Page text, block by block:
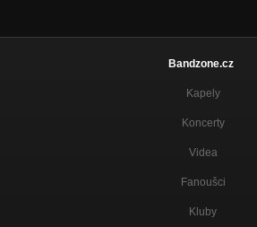
Bandzone.cz
Kapely
Koncerty
Videa
Fanoušci
Kluby